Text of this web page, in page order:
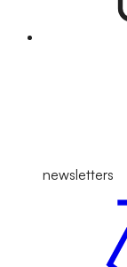
newsletters